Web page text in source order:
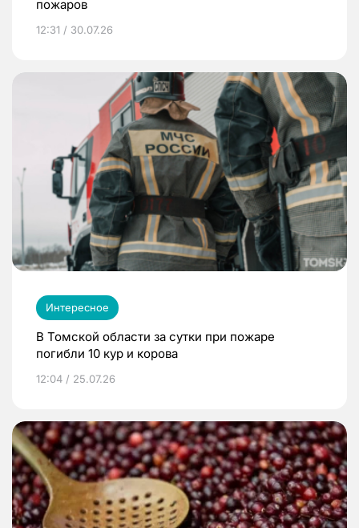
пожаров
12:31 / 30.07.26
Интересное
В Томской области за сутки при пожаре
погибли 10 кур и корова
12:04 / 25.07.26